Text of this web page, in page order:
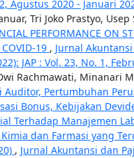
Agustus 2020 - Januari
Tri Joko Prastyo,
PERFORMANCE ON
19 , Jurnal
JAP : Vol. 23, No. 1,
Rachmawati, Minanari
Auditor, Pertumbuhan
Bonus, Kebijakan
Terhadap Manajemen
dan Farmasi yang
, Jurnal Akuntansi dan